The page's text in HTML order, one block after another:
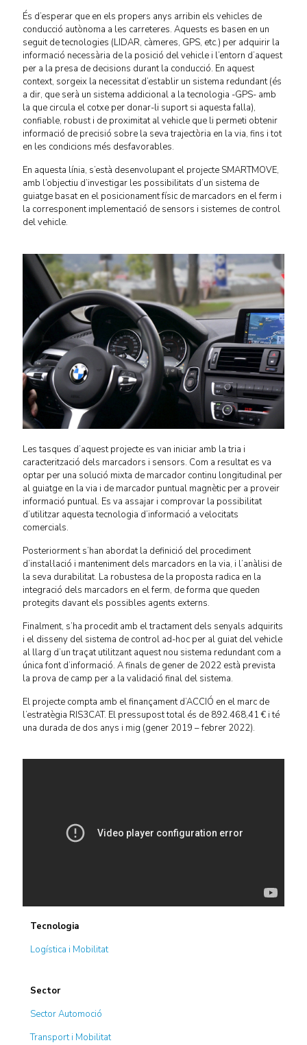
És d’esperar que en els propers anys arribin els vehicles de
conducció autònoma a les carreteres. Aquests es basen en un
seguit de tecnologies (LIDAR, càmeres, GPS, etc.) per adquirir la
informació necessària de la posició del vehicle i l’entorn d’aquest
per a la presa de decisions durant la conducció. En aquest
context, sorgeix la necessitat d’establir un sistema redundant (és
a dir, que serà un sistema addicional a la tecnologia -GPS- amb
la que circula el cotxe per donar-li suport si aquesta falla),
confiable, robust i de proximitat al vehicle que li permeti obtenir
informació de precisió sobre la seva trajectòria en la via, fins i tot
en les condicions més desfavorables.
En aquesta línia, s’està desenvolupant el projecte SMARTMOVE,
amb l’objectiu d’investigar les possibilitats d’un sistema de
guiatge basat en el posicionament físic de marcadors en el ferm i
la corresponent implementació de sensors i sistemes de control
del vehicle.
Les tasques d’aquest projecte es van iniciar amb la tria i
caracterització dels marcadors i sensors. Com a resultat es va
optar per una solució mixta de marcador continu longitudinal per
al guiatge en la via i de marcador puntual magnètic per a proveir
informació puntual. Es va assajar i comprovar la possibilitat
d’utilitzar aquesta tecnologia d’informació a velocitats
comercials.
Posteriorment s’han abordat la definició del procediment
d’instal·lació i manteniment dels marcadors en la via, i l’anàlisi de
la seva durabilitat. La robustesa de la proposta radica en la
integració dels marcadors en el ferm, de forma que queden
protegits davant els possibles agents externs.
Finalment, s’ha procedit amb el tractament dels senyals adquirits
i el disseny del sistema de control ad-hoc per al guiat del vehicle
al llarg d’un traçat utilitzant aquest nou sistema redundant com a
única font d’informació. A finals de gener de 2022 està prevista
la prova de camp per a la validació final del sistema.
El projecte compta amb el finançament d’ACCIÓ en el marc de
l’estratègia RIS3CAT. El pressupost total és de 892.468,41 € i té
una durada de dos anys i mig (gener 2019 – febrer 2022).
Tecnologia
Logística i Mobilitat
Sector
Sector Automoció
Transport i Mobilitat